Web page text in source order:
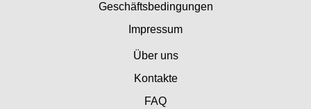
Geschäftsbedingungen
Impressum
Über uns
Kontakte
FAQ